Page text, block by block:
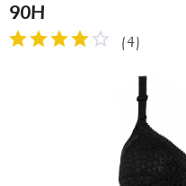
90H
(4)